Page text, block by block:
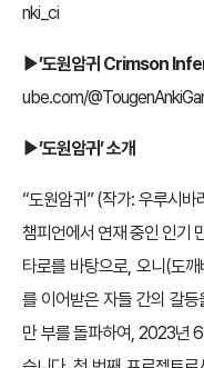
nki_ci
▶’도원암귀 Crimson
ube.com/
▶’도원암귀’소개
“도원암귀” (작가: 우루시
챔피언에서 연재 중인 인기
타로를 바탕으로, 오니(도
를 이어받은 자들 간의 갈
만 부를 돌파하여, 2023년